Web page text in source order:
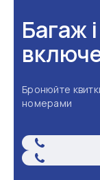
Багаж
Бронюйте
номерами